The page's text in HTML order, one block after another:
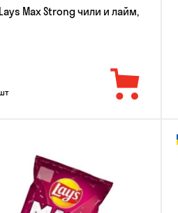
Max Strong чили и лайм,